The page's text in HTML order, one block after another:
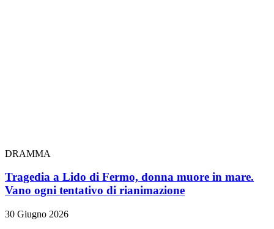
DRAMMA
Tragedia a Lido di Fermo, donna muore in mare.
Vano ogni tentativo di rianimazione
30 Giugno 2026